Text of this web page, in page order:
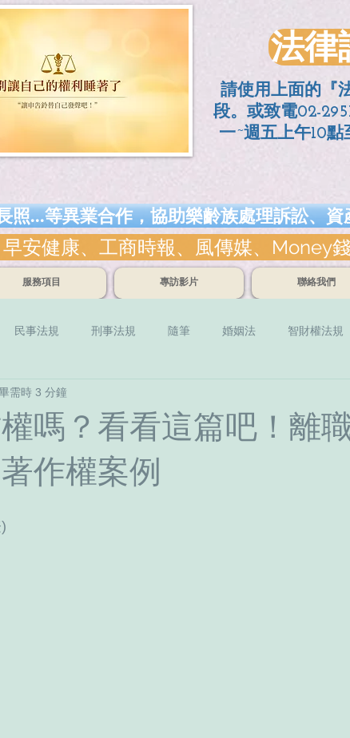
法律
請使用上面的『
段。或致電02-
一~週五上午10點
...等異業合作，協助樂齡族處理訴訟、
安健康、工商時報、風傳媒、Money
服務項目 專訪影片 聯絡我們
民事法規 刑事法規 隨筆 婚姻法 智財權法規
長照/監護宣告
嗎？看看這篇吧！離
作權案例
需時 3 分鐘